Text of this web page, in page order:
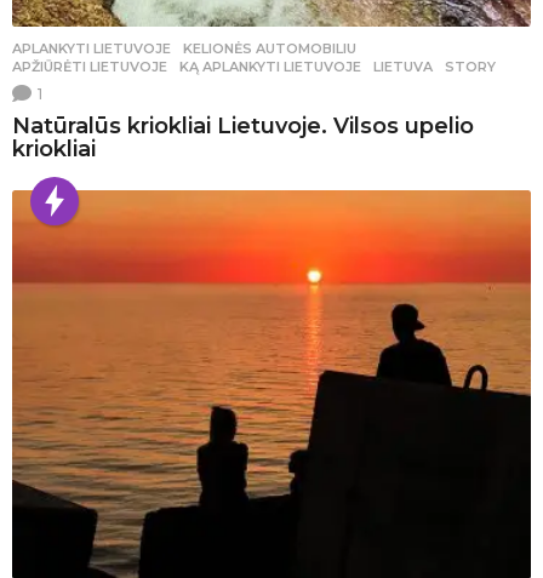
APLANKYTI LIETUVOJE ,KELIONĖS AUTOMOBILIU
APŽIŪRĖTI LIETUVOJE
,KĄ APLANKYTI LIETUVOJE ,LIETUVA ,STORY
1
Natūralūs kriokliai Lietuvoje. Vilsos upelio
kriokliai